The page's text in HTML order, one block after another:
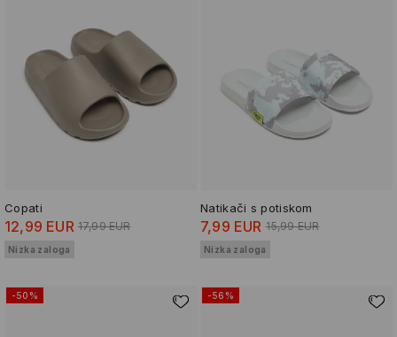
Copati
12,99 EUR 17,99 EUR
Nizka zaloga
Natikači s potiskom
7,99 EUR 15,99 EUR
Nizka zaloga
-50% -56%